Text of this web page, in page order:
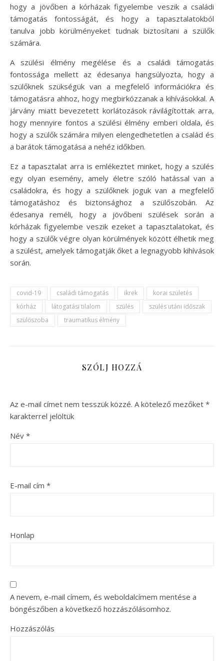
hogy a jövőben a kórházak figyelembe veszik a családi
támogatás fontosságát, és hogy a tapasztalatokból
tanulva jobb körülményeket tudnak biztosítani a szülők
számára.
A szülési élmény megélése és a családi támogatás
fontossága mellett az édesanya hangsúlyozta, hogy a
szülőknek szükségük van a megfelelő információkra és
támogatásra ahhoz, hogy megbirkózzanak a kihívásokkal. A
járvány miatt bevezetett korlátozások rávilágítottak arra,
hogy mennyire fontos a szülési élmény emberi oldala, és
hogy a szülők számára milyen elengedhetetlen a család és
a barátok támogatása a nehéz időkben.
Ez a tapasztalat arra is emlékeztet minket, hogy a szülés
egy olyan esemény, amely életre szóló hatással van a
családokra, és hogy a szülőknek joguk van a megfelelő
támogatáshoz és biztonsághoz a szülőszobán. Az
édesanya reméli, hogy a jövőbeni szülések során a
kórházak figyelembe veszik ezeket a tapasztalatokat, és
hogy a szülők végre olyan körülmények között élhetik meg
a szülést, amelyek támogatják őket a legnagyobb kihívások
során.
covid-19 családi támogatás ikrek
korai születés
kórház
látogatási tilalom szülés
szülés utáni időszak
szülőszoba
traumatikus élmény
SZÓLJ HOZZÁ
Az e-mail címet nem tesszük közzé. A kötelező mezőket *
karakterrel jelöltük
Név *
E-mail cím *
Honlap
A nevem, e-mail címem, és weboldalcímem mentése a
böngészőben a következő hozzászólásomhoz.
Hozzászólás